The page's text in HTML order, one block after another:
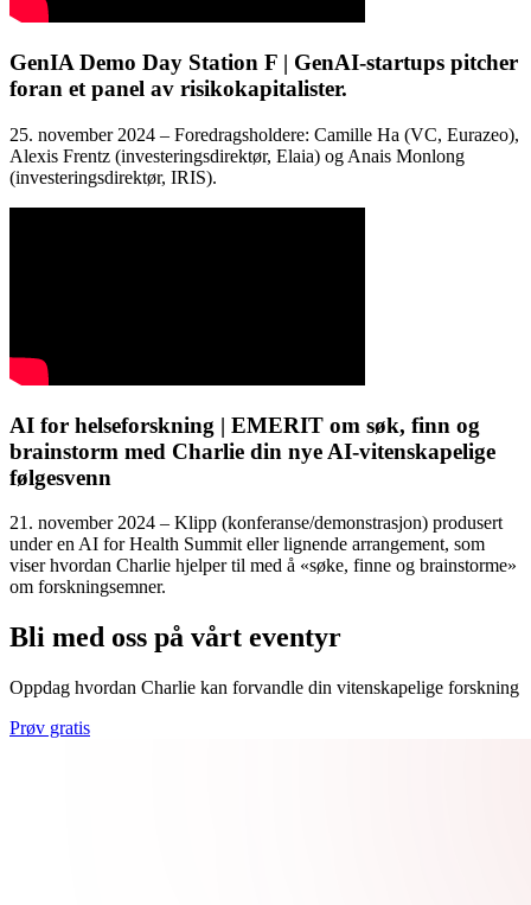
GenIA Demo Day Station F | GenAI-startups pitcher
foran et panel av risikokapitalister.
25. november 2024 – Foredragsholdere: Camille Ha (VC, Eurazeo),
Alexis Frentz (investeringsdirektør, Elaia) og Anais Monlong
(investeringsdirektør, IRIS).
AI for helseforskning | EMERIT om søk, finn og
brainstorm med Charlie din nye AI-vitenskapelige
følgesvenn
21. november 2024 – Klipp (konferanse/demonstrasjon) produsert
under en AI for Health Summit eller lignende arrangement, som
viser hvordan Charlie hjelper til med å «søke, finne og brainstorme»
om forskningsemner.
Bli med oss på vårt eventyr
Oppdag hvordan Charlie kan forvandle din vitenskapelige forskning
Prøv gratis